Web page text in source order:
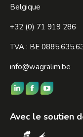
Belgique
+32 (0) 71 919 286
TVA : BE
info@wagralim.be
Trouvez nous sur :
Facebook
opens
YouTube
opens
LinkedIn
opens
Avec le soutien